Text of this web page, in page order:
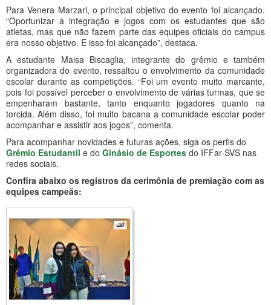
Para Venera Marzari, o principal objetivo do evento foi alcançado.
“Oportunizar a integração e jogos com os estudantes que são
atletas, mas que não fazem parte das equipes oficiais do campus
era nosso objetivo. E isso foi alcançado”, destaca.
A estudante Maisa Biscaglia, integrante do grêmio e também
organizadora do evento, ressaltou o envolvimento da comunidade
escolar durante as competições. “Foi um evento muito marcante,
pois foi possível perceber o envolvimento de várias turmas, que se
empenharam bastante, tanto enquanto jogadores quanto na
torcida. Além disso, foi muito bacana a comunidade escolar poder
acompanhar e assistir aos jogos”, comenta.
Para acompanhar novidades e futuras ações, siga os perfis do
Grêmio Estudantil e do Ginásio de Esportes do IFFar-SVS nas
redes sociais.
Confira abaixo os registros da cerimônia de premiação com as
equipes campeãs: